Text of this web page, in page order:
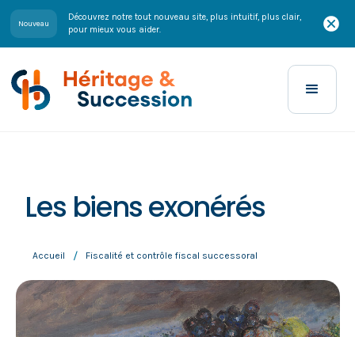
Nouveau
Découvrez notre tout nouveau site, plus intuitif, plus clair,
pour mieux vous aider.
Les biens exonérés
Accueil / Fiscalité et contrôle fiscal successoral